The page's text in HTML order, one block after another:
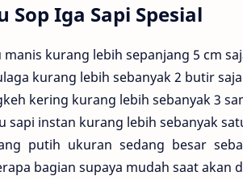
Sop Iga Sapi Spesial
manis kurang lebih sepanjang 5 cm
kurang lebih sebanyak 2 butir
kering kurang lebih sebanyak 3
sapi instan kurang lebih sebanyak
putih ukuran sedang besar
bagian supaya mudah saat akan